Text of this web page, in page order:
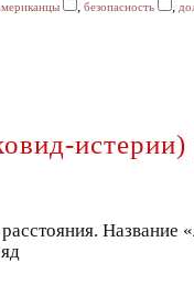
, безопасность ,
истерии)
Название